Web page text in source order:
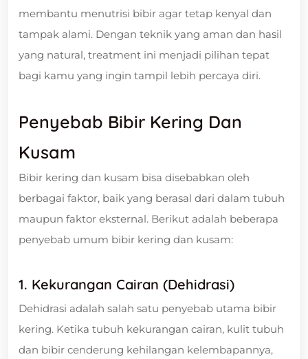
membantu menutrisi bibir agar tetap kenyal dan
tampak alami. Dengan teknik yang aman dan hasil
yang natural, treatment ini menjadi pilihan tepat
bagi kamu yang ingin tampil lebih percaya diri.
Penyebab Bibir Kering Dan
Kusam
Bibir kering dan kusam bisa disebabkan oleh
berbagai faktor, baik yang berasal dari dalam tubuh
maupun faktor eksternal. Berikut adalah beberapa
penyebab umum bibir kering dan kusam:
1. Kekurangan Cairan (Dehidrasi)
Dehidrasi adalah salah satu penyebab utama bibir
kering. Ketika tubuh kekurangan cairan, kulit tubuh
dan bibir cenderung kehilangan kelembapannya,